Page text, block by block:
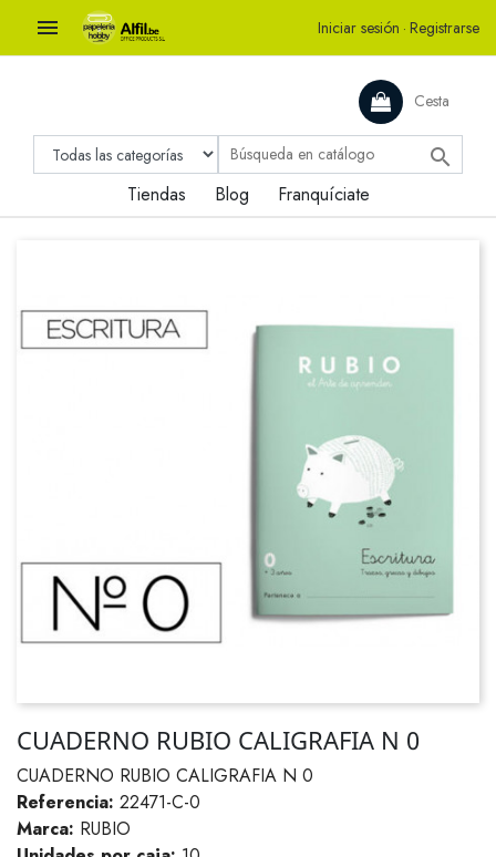
 Iniciar sesión · Registrarse
Cesta

Tiendas Blog Franquíciate
CUADERNO RUBIO CALIGRAFIA N 0
CUADERNO RUBIO CALIGRAFIA N 0
Referencia: 22471-C-0
Marca: RUBIO